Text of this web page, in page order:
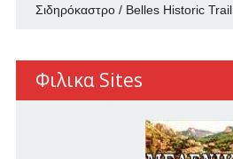
Σιδηρόκαστρο / Belles Historic Trail
Φιλικα Sites